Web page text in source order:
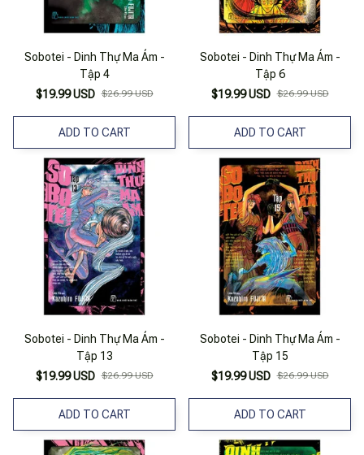
Sobotei - Dinh Thự Ma Ám -
Tập 4
$19.99 USD $26.99 USD
ADD TO CART
Sobotei - Dinh Thự Ma Ám -
Tập 6
$19.99 USD $26.99 USD
ADD TO CART
Sobotei - Dinh Thự Ma Ám -
Tập 13
$19.99 USD $26.99 USD
ADD TO CART
Sobotei - Dinh Thự Ma Ám -
Tập 15
$19.99 USD $26.99 USD
ADD TO CART